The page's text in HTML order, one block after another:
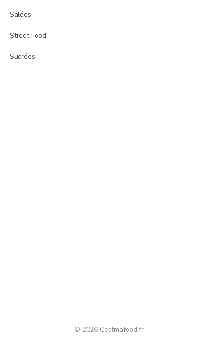
Salées
Street Food
Sucrées
© 2026 Cestmafood.fr